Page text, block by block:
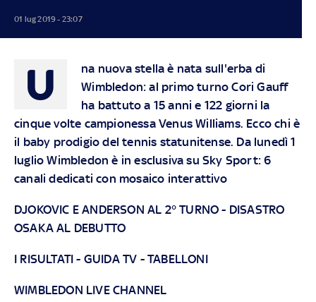
01 lug 2019 - 23:07
U
na nuova stella è nata sull'erba di
Wimbledon: al primo turno Cori Gauff
ha battuto a 15 anni e 122 giorni la
cinque volte campionessa Venus Williams. Ecco chi è
il baby prodigio del tennis statunitense. Da lunedì 1
luglio Wimbledon è in esclusiva su Sky Sport: 6
canali dedicati con mosaico interattivo
DJOKOVIC E ANDERSON AL 2° TURNO - DISASTRO
OSAKA AL DEBUTTO
I RISULTATI - GUIDA TV -TABELLONI
WIMBLEDON LIVE CHANNEL